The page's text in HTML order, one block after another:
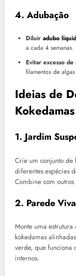
4. Adubação
Diluir adubo
a cada 4 semanas.
Evitar excesso
filamentos de
Ideias de
1. Jardim
Crie um conjunto de
diferentes espécies
Combine com
2. Parede
Monte uma
kokedamas
verde, que funciona
internos.